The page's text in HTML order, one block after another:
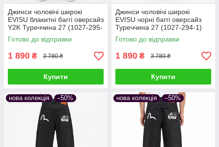
Джинси чоловічі широкі
EVISU блакитні баггі оверсайз
Y2K Туреччина 27 (1027-295-
4)
Готово до відправки
1 890 ₴ 3 780 ₴
Купити
Джинси чоловічі широкі
EVISU чорні баггі оверсайз
Туреччина 27 (1027-294-1)
Готово до відправки
1 890 ₴ 3 780 ₴
Купити
нова колекція –50% нова колекція –50%